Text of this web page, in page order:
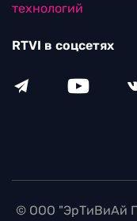
технологий
RTVI в соцсетях
© ООО "ЭрТиВиАй